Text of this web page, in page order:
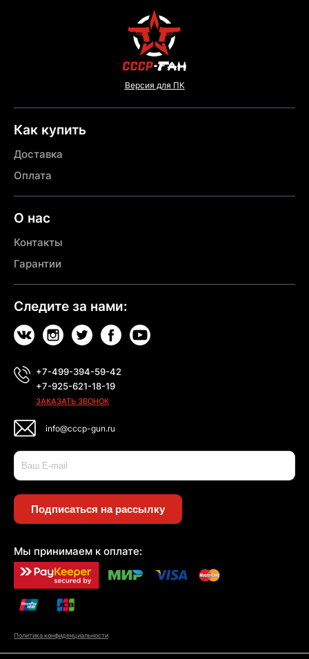
Версия для ПК
Как купить
Доставка
Оплата
О нас
Контакты
Гарантии
Следите за нами:
+7-499-394-59-42
+7-925-621-18-19
ЗАКАЗАТЬ ЗВОНОК
info@cccp-gun.ru
Подписаться на рассылку
Мы принимаем к оплате:
Политика конфиденциальности